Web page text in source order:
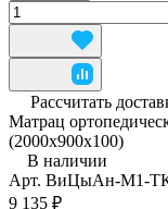
Рассчитать
Матрац
(2000x900x100)
В наличии
Арт. ВиЦыАн-М1-
9 135 ₽